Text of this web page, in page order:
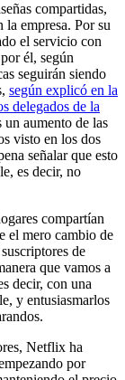
compartidas,
la empresa. Por su
el servicio con
él, según
seguirán siendo
según explicó en la
delegados de la
aumento de las
visto en los dos
señalar que esto
es decir, no
compartían
el mero cambio de
de
que vamos a
decir, con una
y entusiasmarlos
Netflix ha
por